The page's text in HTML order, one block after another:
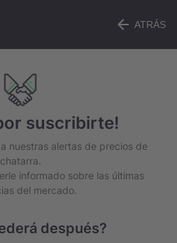
ATRÁS
suscribirte!
nuestras alertas de precios de
chatarra.
informado sobre las últimas
del mercado.
después?